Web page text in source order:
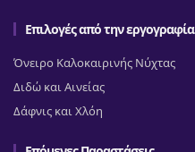
Επιλογές από την εργογραφία
Όνειρο Καλοκαιρινής Νύχτας
Διδώ και Αινείας
Δάφνις και Χλόη